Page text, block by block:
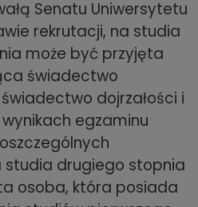
Senatu Uniwersytetu
rekrutacji, na studia
może być przyjęta
świadectwo
dojrzałości i
egzaminu
studia drugiego stopnia
osoba, która posiada